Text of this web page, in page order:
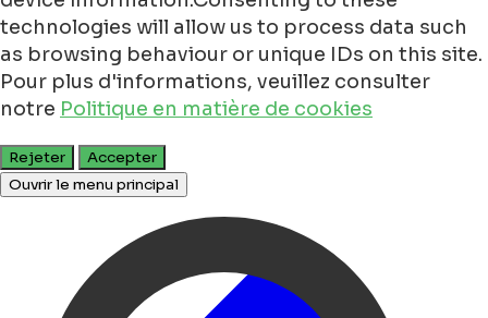
technologies will allow us to process data such
as browsing behaviour or unique IDs on this site.
Pour plus d'informations, veuillez consulter
notre Politique en matière de cookies
Rejeter
Accepter
Ouvrir le menu principal